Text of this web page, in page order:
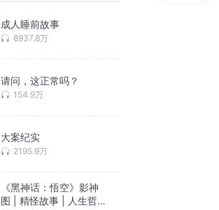
成人睡前故事
8937.8万
请问，这正常吗？
154.9万
大案纪实
2195.9万
《黑神话：悟空》影神
图 | 精怪故事 | 人生哲